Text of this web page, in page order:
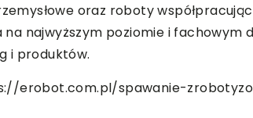
oraz roboty
na najwyższym poziomie i
i produktów.
erobot.com.pl/spawanie-